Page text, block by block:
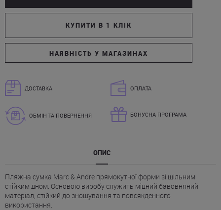
КУПИТИ В 1 КЛІК
НАЯВНІСТЬ У МАГАЗИНАХ
ДОСТАВКА ОПЛАТА
ОБМІН ТА ПОВЕРНЕННЯ БОНУСНА ПРОГРАМА
ОПИС
Пляжна сумка Marc & Andre прямокутної форми зі щільним
стійким дном. Основою виробу служить міцний бавовняний
матеріал, стійкий до зношування та повсякденного
використання.